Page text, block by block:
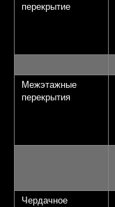
перекрытие
Межэтажные
перекрытия
Чердачное